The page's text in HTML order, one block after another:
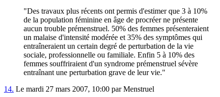
"Des travaux plus récents ont permis d'estimer que 3 à 10%
de la population féminine en âge de procréer ne présente
aucun trouble prémenstruel. 50% des femmes présenteraient
un malaise d'intensité modérée et 35% des symptômes qui
entraîneraient un certain degré de perturbation de la vie
sociale, professionnelle ou familiale. Enfin 5 à 10% des
femmes souffriraient d'un syndrome prémenstruel sévère
entraînant une perturbation grave de leur vie."
14. Le mardi 27 mars 2007, 10:00 par Menstruel